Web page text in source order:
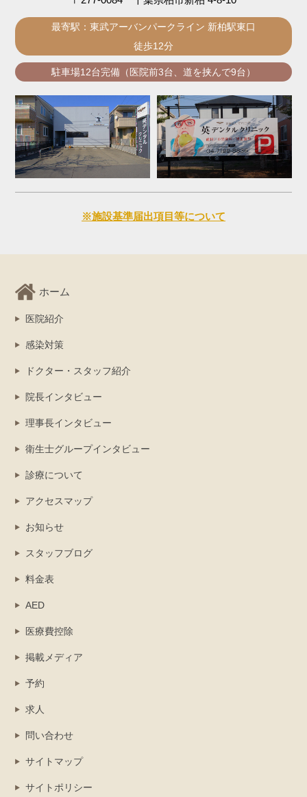
最寄駅：東武アーバンパークライン 新柏駅東口
徒歩12分
駐車場12台完備（医院前3台、道を挟んで9台）
※施設基準届出項目等について
ホーム
医院紹介
感染対策
ドクター・スタッフ紹介
院長インタビュー
理事長インタビュー
衛生士グループインタビュー
診療について
アクセスマップ
お知らせ
スタッフブログ
料金表
AED
医療費控除
掲載メディア
予約
求人
問い合わせ
サイトマップ
サイトポリシー